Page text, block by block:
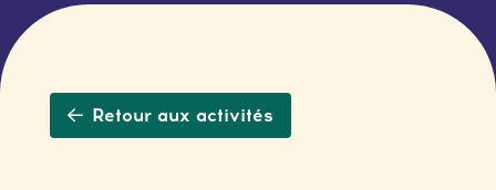
Retour aux activités